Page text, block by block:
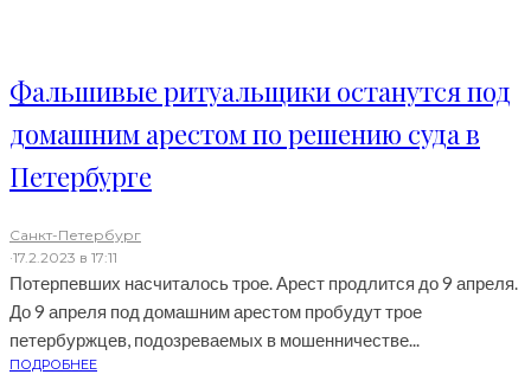
Фальшивые ритуальщики останутся под
домашним арестом по решению суда в
Петербурге
Санкт-Петербург
·17.2.2023 в 17:11
Потерпевших насчиталось трое. Арест продлится до 9 апреля.
До 9 апреля под домашним арестом пробудут трое
петербуржцев, подозреваемых в мошенничестве...
ПОДРОБНЕЕ